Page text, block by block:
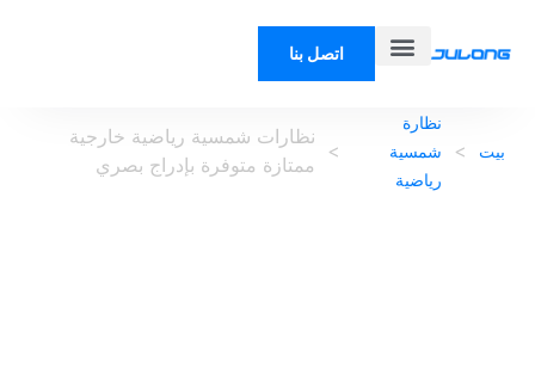
اتصل بنا
بيت >
نظارة
شمسية
رياضية
>
نظارات شمسية رياضية خارجية
ممتازة متوفرة بإدراج بصري